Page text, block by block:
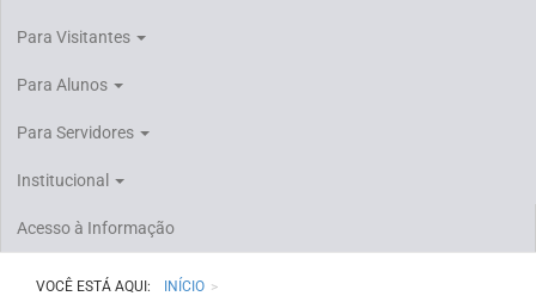
Para Visitantes
Para Alunos
Para Servidores
Institucional
Acesso à Informação
VOCÊ ESTÁ AQUI:
INÍCIO